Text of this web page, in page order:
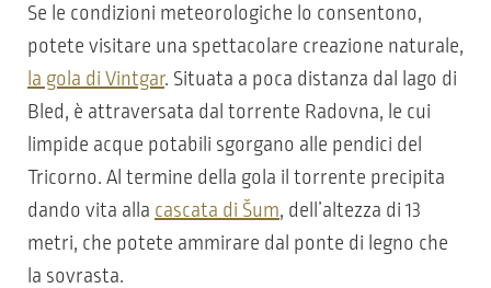
Se le condizioni meteorologiche lo consentono,
potete visitare una spettacolare creazione naturale,
la gola di Vintgar. Situata a poca distanza dal lago di
Bled, è attraversata dal torrente Radovna, le cui
limpide acque potabili sgorgano alle pendici del
Tricorno. Al termine della gola il torrente precipita
dando vita alla cascata di Šum, dell’altezza di 13
metri, che potete ammirare dal ponte di legno che
la sovrasta.